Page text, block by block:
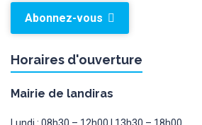
Abonnez-vous
Horaires d'ouverture
Mairie de landiras
Lundi : 08h30 – 12h00 | 13h30 – 18h00